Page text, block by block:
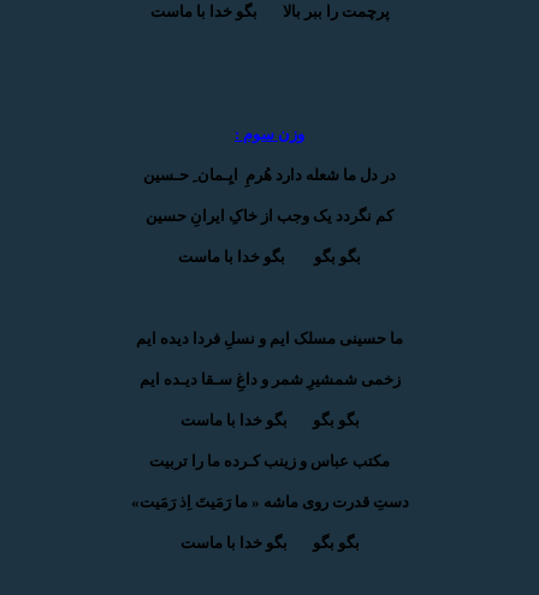
پرچمت را ببر بالا بگو خدا با ماست
وزن سوم :
در دل ما شعله دارد هُرمِ ایِـمان ِ حـسین
کم نگردد یک وجب از خاکِ ایرانِ حسین
بگو بگو بگو خدا با ماست
ما حسینی مسلک ایم و نسلِ فردا دیده ایم
زخمی شمشیرِ شمر و داغِ سـقا دیـده ایم
بگو بگو بگو خدا با ماست
مکتب عباس و زینب کـرده ما را تربیت
دستِ قدرت روی ماشه « ما رَمَیتَ اِذ رَمَیت»
بگو بگو بگو خدا با ماست